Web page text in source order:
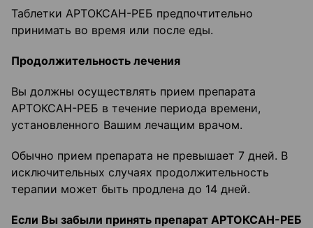
Таблетки АРТОКСАН-РЕБ предпочтительно
принимать во время или после еды.
Продолжительность лечения
Вы должны осуществлять прием препарата
АРТОКСАН-РЕБ в течение периода времени,
установленного Вашим лечащим врачом.
Обычно прием препарата не превышает 7 дней. В
исключительных случаях продолжительность
терапии может быть продлена до 14 дней.
Если Вы забыли принять препарат АРТОКСАН-РЕБ